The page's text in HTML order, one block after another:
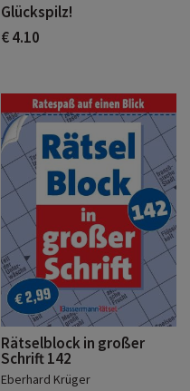
Glückspilz!
€ 4.10
Rätselblock in großer
Schrift 142
Eberhard Krüger